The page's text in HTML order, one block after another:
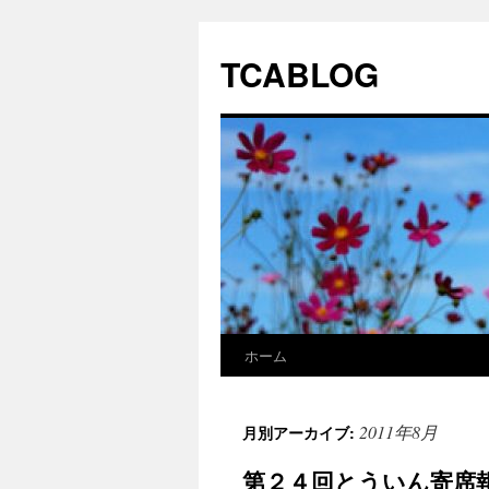
TCABLOG
テ
ン
ホーム
月別アーカイブ: 2011年8月
第２４回とういん寄席